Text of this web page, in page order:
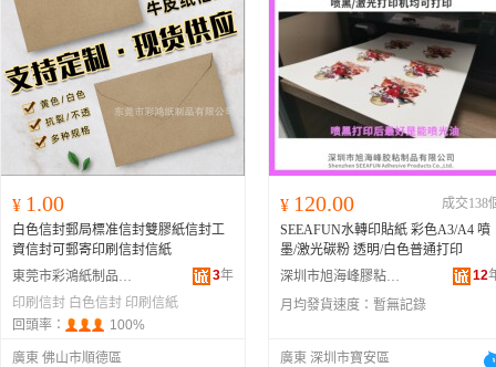
¥ 1.00
白色信封郵局標准信封雙膠紙信封工
資信封可郵寄印刷信封信紙
東莞市彩鴻紙制品有限公司
3年
印刷信封 白色信封 印刷信紙
回頭率：
100%
廣東 佛山市順德區
¥ 120.00
成交138
SEEAFUN水轉印貼紙 彩色A3/A4 噴
墨/激光碳粉 透明/白色普通打印
深圳市旭海峰膠粘制品有限公司
12
月均發貨速度： 暫無記錄
廣東 深圳市寶安區